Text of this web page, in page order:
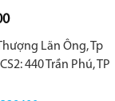
Lãn Ông, Tp
440 Trần Phú, TP